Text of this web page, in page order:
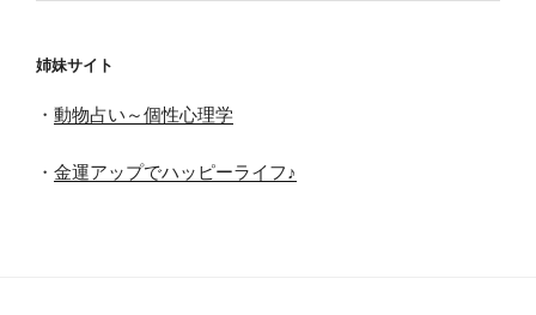
姉妹サイト
・ 動物占い～個性心理学
・ 金運アップでハッピーライフ♪